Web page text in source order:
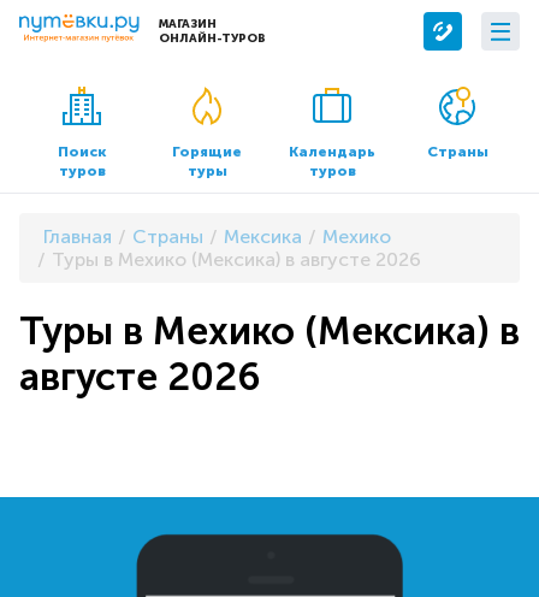
МАГАЗИН
ОНЛАЙН-ТУРОВ
Сервисы
Бронирование отелей
Трансфер
О компании
О нас
Контакты
Документы и реквизиты
Поиск
туров
Горящие
туры
Календарь
туров
Страны
Главная Страны Мексика
Мехико
Туры в Мехико (Мексика) в августе 2026
Туры в Мехико (Мексика) в
августе 2026